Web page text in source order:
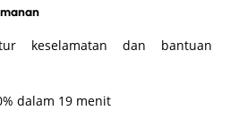
keselamatan dan bantuan
dalam 19 menit